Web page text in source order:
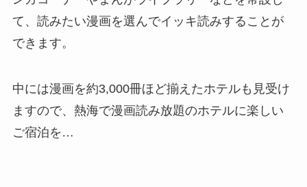
て、読みたい漫画を選んでイッキ読みすることが
できます。
中には漫画を約3,000冊ほど揃えたホテルも見受け
ますので、熱海で漫画読み放題のホテルに楽しい
ご宿泊を…